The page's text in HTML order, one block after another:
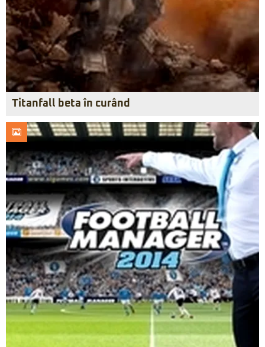
Titanfall beta în curând